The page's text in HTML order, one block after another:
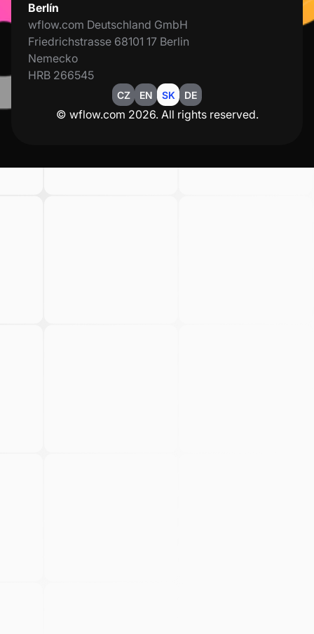
Berlín
wflow.com Deutschland GmbH
Friedrichstrasse 68101 17 Berlin
Nemecko
HRB 266545
CZ EN SK DE
© wflow.com 2026. All rights reserved.